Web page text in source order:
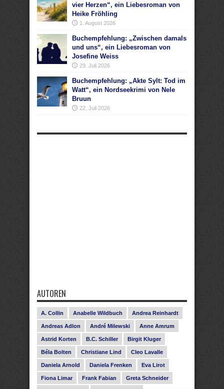
vier Herzen“, ein Liebesroman von
Heike Fröhling
1. August 2026
Buchempfehlung: „Zwischen damals
und uns“, ein Liebesroman von
Josefine Weiss
29. Juli 2026
Buchempfehlung: „Akte Sylt: Tod im
Watt“, ein Nordseekrimi von Nele
Bruun
22. Juli 2026
AUTOREN
A. Collin Anabelle Wildbuch Andrea Reinhardt
Andreas Adlon André Milewski Anne Amrum
Astrid Korten B.C. Schiller Birgit Kluger
Béla Bolten Christiane Lind Cleo Lavalle
Daniela Arnold Daniela Frenken Eva Lirot
Fiona Limar Frank Fabian Greta Schneider